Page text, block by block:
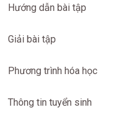
Hướng dẫn bài tập
Giải bài tập
Phương trình hóa học
Thông tin tuyển sinh